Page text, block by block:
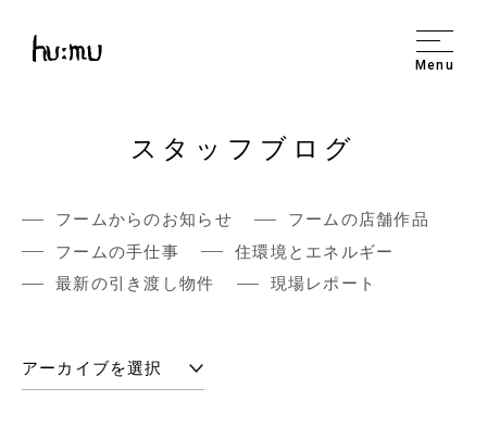
Menu
スタッフブログ
フームからのお知らせ
フームの店舗作品
フームの手仕事
住環境とエネルギー
最新の引き渡し物件
現場レポート